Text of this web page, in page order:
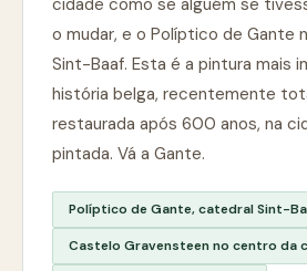
cidade como se alguém se
o mudar, e o Políptico de Gante
Sint-Baaf. Esta é a pintura mais
história belga, recentemente
restaurada após 600 anos, na
pintada. Vá a Gante.
Políptico de Gante, catedral Sint-
Castelo Gravensteen no centro da